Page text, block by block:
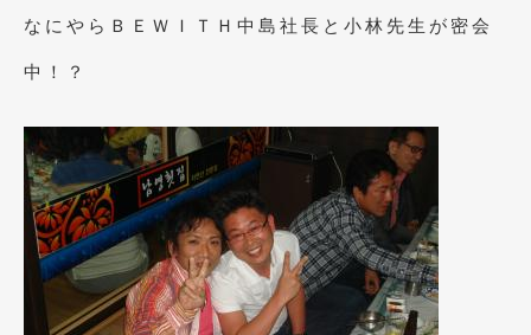
2019年9月 (12)
2019年8月(10)
2019年7月(17)
2019年6月(16)
2019年5月(21)
なにやらＢＥＷＩＴＨ中島社長と小林先生が密会
中！？